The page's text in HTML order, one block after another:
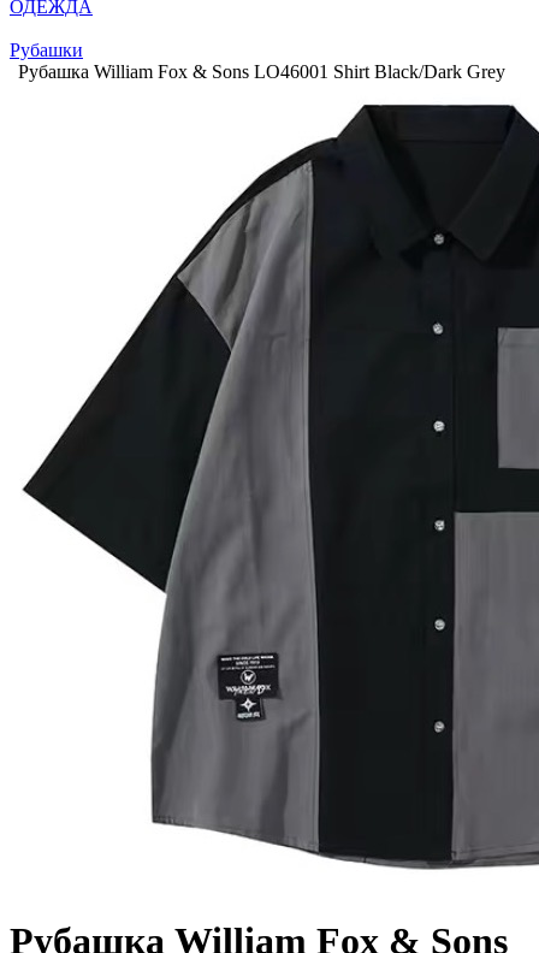
ОДЕЖДА
Рубашки
Рубашка William Fox & Sons LO46001 Shirt Black/Dark Grey
Рубашка William Fox & Sons